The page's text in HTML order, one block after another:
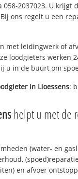
058-2037023. U
ons regelt u een
met leidingwerk of
loodgieters werken
u in de buurt om
in Lioessens:
helpt u met de
(water- en
en afvoer